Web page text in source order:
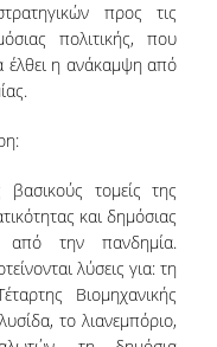
ΕΡΓΑΣΙΑ
ΑΣΚΗΣΗ
ΦΟΙΤΗΤΩΝ
προς τις
πολιτικής, που
έλθει η ανάκαμψη από
τομείς της
και δημόσιας
από την πανδημία.
λύσεις για: τη
Βιομηχανικής
το λιανεμπόριο,